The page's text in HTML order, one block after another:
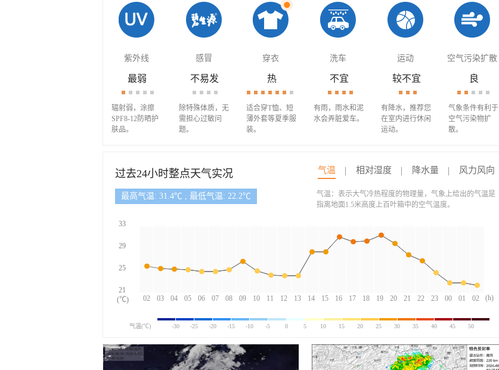
紫外线 感冒 穿衣 洗车 运动 空气污染扩散
最弱
辐射弱，涂擦
SPF8-12防晒护
肤品。
不易发
除特殊体质，无
需担心过敏问
题。
热
适合穿T恤、短
薄外套等夏季服
装。
不宜
有雨，雨水和泥
水会弄脏爱车。
较不宜
有降水，推荐您
在室内进行休闲
运动。
良
气象条件有利于
空气污染物扩
散。
过去24小时整点天气实况 气温 相对湿度 降水量 风力风向
最高气温: 31.4℃ , 最低气温: 22.2℃
02 03 04 05 06 07 08 09 10 11 12 13 14 15 16 17 18 19 20 21 22 23 00 01 02
33
29
25
21
(h)
(℃)
气温：表示大气冷热程度的物理量，气象上给出的气温是
指离地面1.5米高度上百叶箱中的空气温度。
气温(℃) -30 -25 -20 -15 -10 -5 0 5 10 15 20 25 30 35 40 45 50